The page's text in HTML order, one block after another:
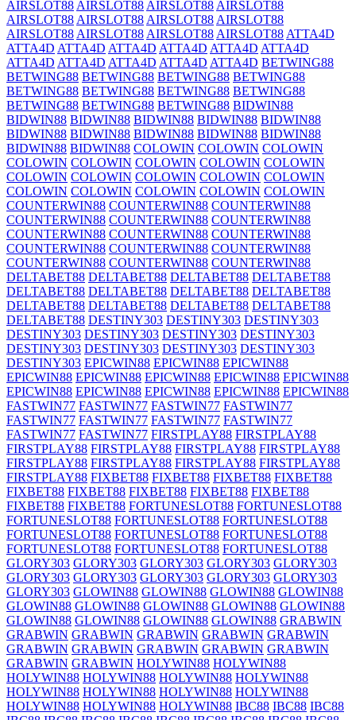
AIRSLOT88 AIRSLOT88 AIRSLOT88 AIRSLOT88
AIRSLOT88 AIRSLOT88 AIRSLOT88 AIRSLOT88
AIRSLOT88 AIRSLOT88 AIRSLOT88 AIRSLOT88 ATTA4D
ATTA4D ATTA4D ATTA4D ATTA4D ATTA4D ATTA4D
ATTA4D ATTA4D ATTA4D ATTA4D ATTA4D BETWING88
BETWING88 BETWING88 BETWING88 BETWING88
BETWING88 BETWING88 BETWING88 BETWING88
BETWING88 BETWING88 BETWING88 BIDWIN88
BIDWIN88 BIDWIN88 BIDWIN88 BIDWIN88 BIDWIN88
BIDWIN88 BIDWIN88 BIDWIN88 BIDWIN88 BIDWIN88
BIDWIN88 BIDWIN88 COLOWIN COLOWIN COLOWIN
COLOWIN COLOWIN COLOWIN COLOWIN COLOWIN
COLOWIN COLOWIN COLOWIN COLOWIN COLOWIN
COLOWIN COLOWIN COLOWIN COLOWIN COLOWIN
COUNTERWIN88 COUNTERWIN88 COUNTERWIN88
COUNTERWIN88 COUNTERWIN88 COUNTERWIN88
COUNTERWIN88 COUNTERWIN88 COUNTERWIN88
COUNTERWIN88 COUNTERWIN88 COUNTERWIN88
COUNTERWIN88 COUNTERWIN88 COUNTERWIN88
DELTABET88 DELTABET88 DELTABET88 DELTABET88
DELTABET88 DELTABET88 DELTABET88 DELTABET88
DELTABET88 DELTABET88 DELTABET88 DELTABET88
DELTABET88 DESTINY303 DESTINY303 DESTINY303
DESTINY303 DESTINY303 DESTINY303 DESTINY303
DESTINY303 DESTINY303 DESTINY303 DESTINY303
DESTINY303 EPICWIN88 EPICWIN88 EPICWIN88
EPICWIN88 EPICWIN88 EPICWIN88 EPICWIN88 EPICWIN88
EPICWIN88 EPICWIN88 EPICWIN88 EPICWIN88 EPICWIN88
FASTWIN77 FASTWIN77 FASTWIN77 FASTWIN77
FASTWIN77 FASTWIN77 FASTWIN77 FASTWIN77
FASTWIN77 FASTWIN77 FIRSTPLAY88 FIRSTPLAY88
FIRSTPLAY88 FIRSTPLAY88 FIRSTPLAY88 FIRSTPLAY88
FIRSTPLAY88 FIRSTPLAY88 FIRSTPLAY88 FIRSTPLAY88
FIRSTPLAY88 FIXBET88 FIXBET88 FIXBET88 FIXBET88
FIXBET88 FIXBET88 FIXBET88 FIXBET88 FIXBET88
FIXBET88 FIXBET88 FORTUNESLOT88 FORTUNESLOT88
FORTUNESLOT88 FORTUNESLOT88 FORTUNESLOT88
FORTUNESLOT88 FORTUNESLOT88 FORTUNESLOT88
FORTUNESLOT88 FORTUNESLOT88 FORTUNESLOT88
GLORY303 GLORY303 GLORY303 GLORY303 GLORY303
GLORY303 GLORY303 GLORY303 GLORY303 GLORY303
GLORY303 GLOWIN88 GLOWIN88 GLOWIN88 GLOWIN88
GLOWIN88 GLOWIN88 GLOWIN88 GLOWIN88 GLOWIN88
GLOWIN88 GLOWIN88 GLOWIN88 GLOWIN88 GRABWIN
GRABWIN GRABWIN GRABWIN GRABWIN GRABWIN
GRABWIN GRABWIN GRABWIN GRABWIN GRABWIN
GRABWIN GRABWIN HOLYWIN88 HOLYWIN88
HOLYWIN88 HOLYWIN88 HOLYWIN88 HOLYWIN88
HOLYWIN88 HOLYWIN88 HOLYWIN88 HOLYWIN88
HOLYWIN88 HOLYWIN88 HOLYWIN88 IBC88 IBC88 IBC88